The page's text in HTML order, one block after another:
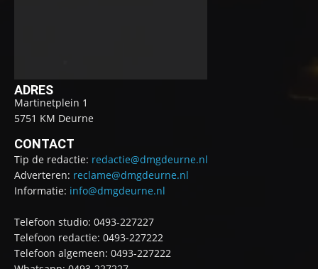
ADRES
Martinetplein 1
5751 KM Deurne
CONTACT
Tip de redactie: redactie@dmgdeurne.nl
Adverteren: reclame@dmgdeurne.nl
Informatie: info@dmgdeurne.nl
Telefoon studio: 0493-227227
Telefoon redactie: 0493-227222
Telefoon algemeen: 0493-227222